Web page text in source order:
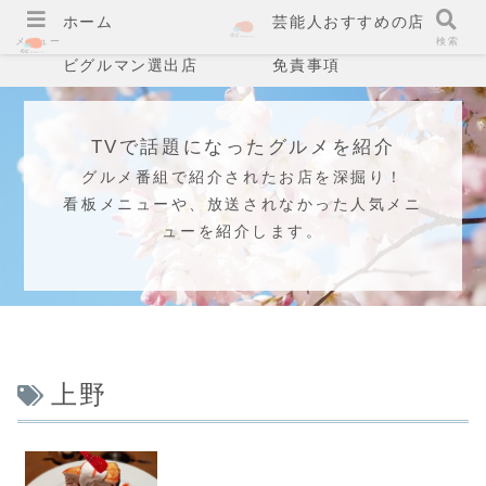
ホーム 芸能人おすすめの店
ビグルマン選出店 免責事項
TVで話題になったグルメを紹介
グルメ番組で紹介されたお店を深掘り！
看板メニューや、放送されなかった人気メニ
ューを紹介します。
上野
メニュー 検索